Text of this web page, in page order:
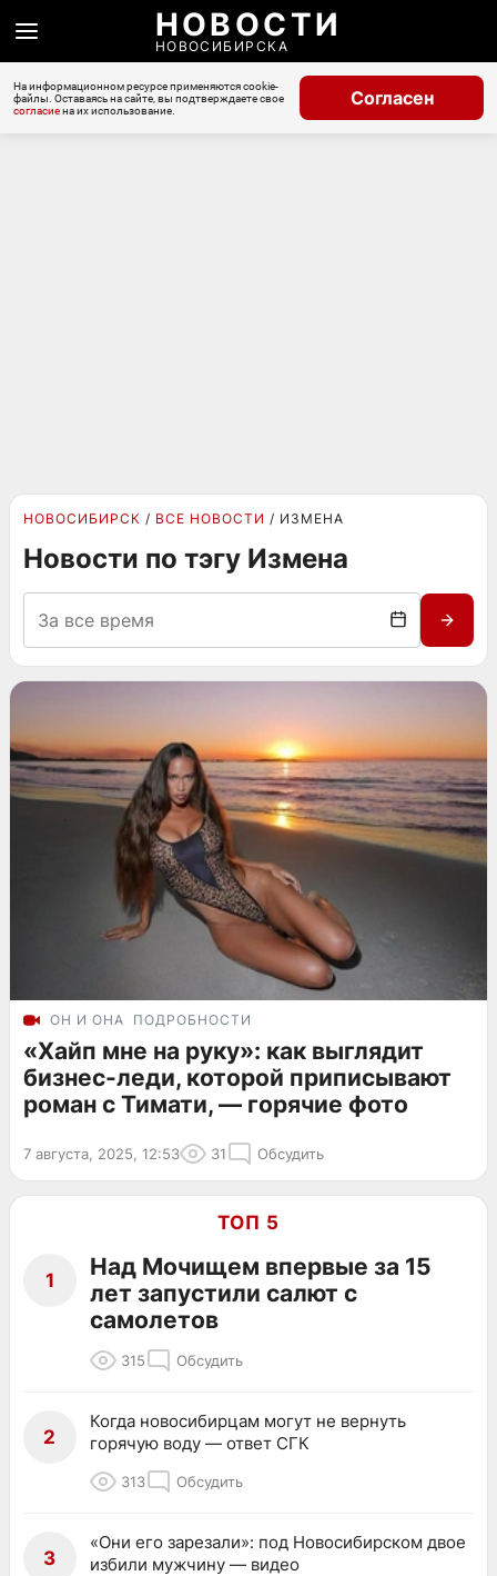
НОВОСТИ
НОВОСИБИРСКА
На информационном ресурсе применяются cookie-
файлы. Оставаясь на сайте, вы подтверждаете свое
согласиена их использование.
Согласен
НОВОСИБИРСК ВСЕ НОВОСТИ ИЗМЕНА
Новости по тэгу Измена
ОН И ОНА ПОДРОБНОСТИ
«Хайп мне на руку»: как выглядит
бизнес-леди, которой приписывают
роман с Тимати, — горячие фото
7 августа, 2025, 12:53 31 Обсудить
ТОП 5
1
Над Мочищем впервые за 15
лет запустили салют с
самолетов
315 Обсудить
2
Когда новосибирцам могут не вернуть
горячую воду — ответ СГК
313 Обсудить
3
«Они его зарезали»: под Новосибирском двое
избили мужчину — видео